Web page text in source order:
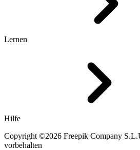
Lernen
Hilfe
Copyright ©2026 Freepik Company
vorbehalten